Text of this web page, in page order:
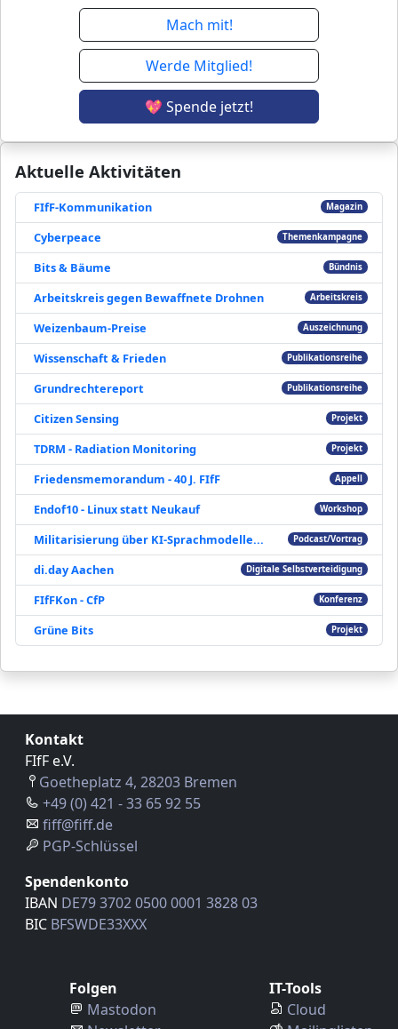
Aktuelle Aktivitäten
FIfF-Kommunikation Magazin
Cyberpeace Themenkampagne
Bits & Bäume Bündnis
Arbeitskreis gegen Bewaffnete Drohnen Arbeitskreis
Weizenbaum-Preise Auszeichnung
Wissenschaft & Frieden Publikationsreihe
Grundrechtereport Publikationsreihe
Citizen Sensing Projekt
TDRM - Radiation Monitoring Projekt
Friedensmemorandum - 40 J. FIfF Appell
Endof10 - Linux statt Neukauf Workshop
Militarisierung über KI-Sprachmodelle... Podcast/Vortrag
di.day Aachen Digitale Selbstverteidigung
FIfFKon - CfP Konferenz
Grüne Bits Projekt
Mach mit!
Werde Mitglied!
💖 Spende jetzt!
Kontakt
FIfF e.V.
Goetheplatz 4, 28203 Bremen
+49 (0) 421 - 33 65 92 55
fiff@fiff.de
PGP-Schlüssel
Spendenkonto
IBAN DE79 3702 0500 0001 3828 03
BIC BFSWDE33XXX
Folgen
Mastodon
IT-Tools
Cloud